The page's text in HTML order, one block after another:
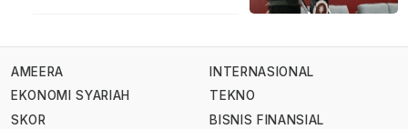
AMEERA
EKONOMI SYARIAH
SKOR
INTERNASIONAL
TEKNO
BISNIS FINANSIAL